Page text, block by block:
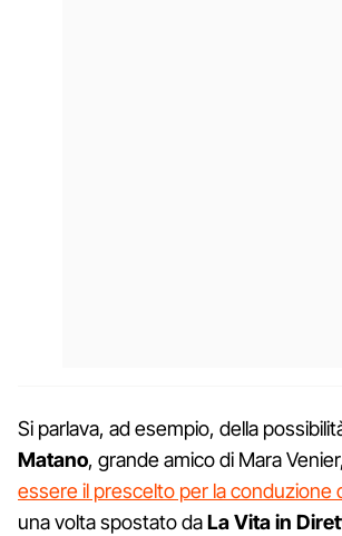
Si parlava, ad esempio, della
Matano, grande amico di Mara Venier,
essere il prescelto per la conduzione
una volta spostato daLa Vita in